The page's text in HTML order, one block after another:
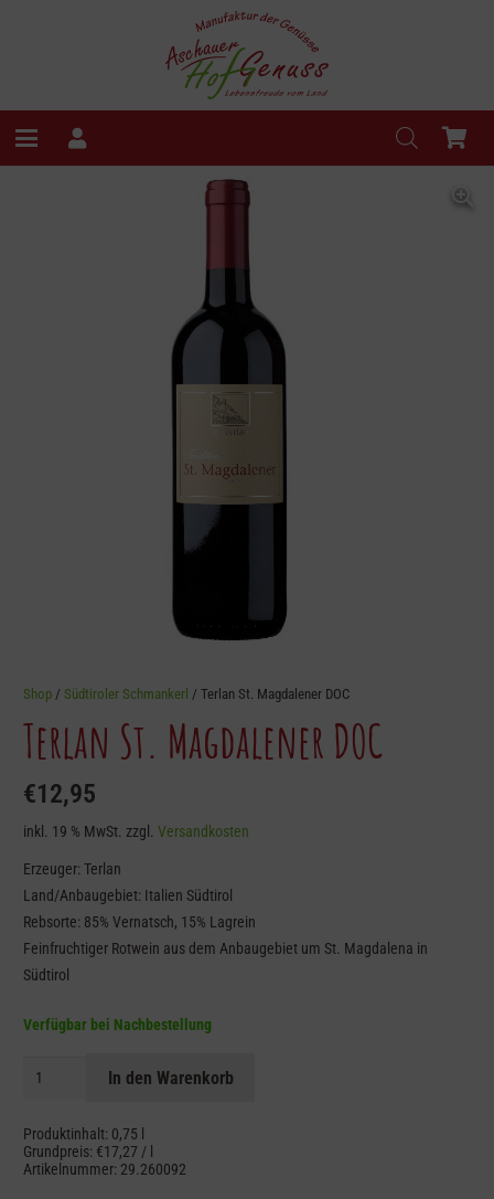
Shop / Südtiroler Schmankerl / Terlan St. Magdalener DOC
Terlan St. Magdalener DOC
€12,95
inkl. 19 % MwSt. zzgl. Versandkosten
Erzeuger: Terlan
Land/Anbaugebiet: Italien Südtirol
Rebsorte: 85% Vernatsch, 15% Lagrein
Feinfruchtiger Rotwein aus dem Anbaugebiet um St. Magdalena in
Südtirol
Verfügbar bei Nachbestellung
Terlan
DOC
Menge
In den Warenkorb
Produktinhalt: 0,75
Grundpreis: €17,27 /
Artikelnummer: 29.260092